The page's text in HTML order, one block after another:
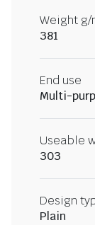
Weight g/
381
End use
Multi-
Useable
303
Design
Plain